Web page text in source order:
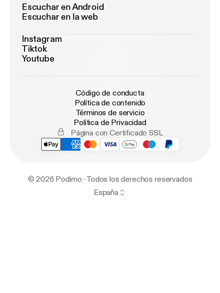
Escuchar en Android
Escuchar en la web
Instagram
Tiktok
Youtube
Código de conducta
Política de contenido
Términos de servicio
Política de Privacidad
Página con Certificado SSL
© 2026 Podimo · Todos los derechos reservados
España